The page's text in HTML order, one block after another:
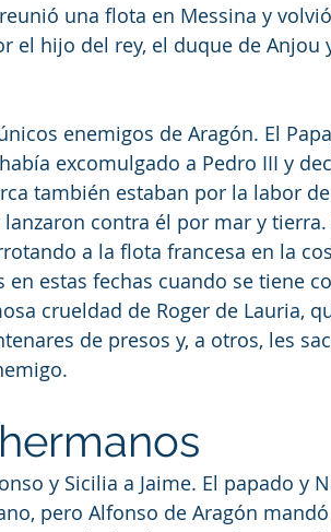
una flota en Messina y
el hijo del rey, el duque de Anjou
enemigos de Aragón. El
excomulgado a Pedro III y
también estaban por la labor
lanzaron contra él por mar y
a la flota francesa en la
en estas fechas cuando se tiene
crueldad de Roger de Lauria,
de presos y, a otros, les
y Sicilia a Jaime. El papado y
pero Alfonso de Aragón